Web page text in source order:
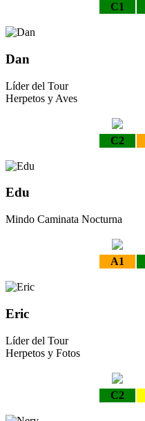
C1
Dan
Líder del Tour
Herpetos y Aves
C2
Edu
Mindo Caminata Nocturna
A1
Eric
Líder del Tour
Herpetos y Fotos
C2